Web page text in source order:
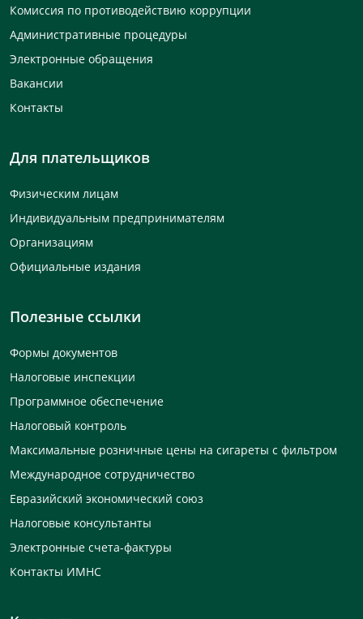
Комиссия по противодействию коррупции
Административные процедуры
Электронные обращения
Вакансии
Контакты
Для плательщиков
Физическим лицам
Индивидуальным предпринимателям
Организациям
Официальные издания
Полезные ссылки
Формы документов
Налоговые инспекции
Программное обеспечение
Налоговый контроль
Максимальные розничные цены на сигареты с фильтром
Международное сотрудничество
Евразийский экономический союз
Налоговые консультанты
Электронные счета-фактуры
Контакты ИМНС